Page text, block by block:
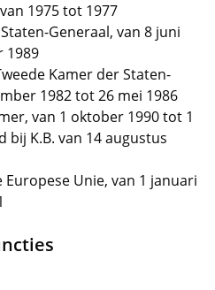
1975 tot 1977
Generaal, van 8 juni
1989
Kamer der Staten-
1982 tot 26 mei 1986
van 1 oktober 1990 tot 1
bij K.B. van 14 augustus
Europese Unie, van 1 januari